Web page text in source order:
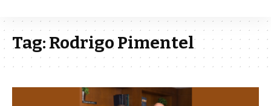
Tag:Rodrigo Pimentel